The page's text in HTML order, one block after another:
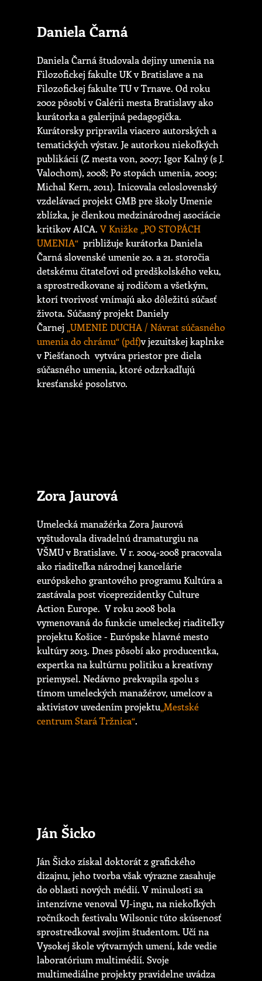
Daniela Čarná
Daniela Čarná študovala dejiny umenia na
Filozofickej fakulte UK v Bratislave a na
Filozofickej fakulte TU v Trnave. Od roku
2002 pôsobí v Galérii mesta Bratislavy ako
kurátorka a galerijná pedagogička.
Kurátorsky pripravila viacero autorských a
tematických výstav. Je autorkou niekoľkých
publikácií (Z mesta von, 2007; Igor Kalný (s J.
Valochom), 2008; Po stopách umenia, 2009;
Michal Kern, 2011). Inicovala celoslovenský
vzdelávací projekt GMB pre školy Umenie
zblízka, je členkou medzinárodnej asociácie
kritikov AICA. V Knižke „PO STOPÁCH
UMENIA“ približuje kurátorka Daniela
Čarná slovenské umenie 20. a 21. storočia
detskému čitateľovi od predškolského veku,
a sprostredkovane aj rodičom a všetkým,
ktorí tvorivosť vnímajú ako dôležitú súčasť
života. Súčasný projekt Daniely
Čarnej „UMENIE DUCHA / Návrat súčasného
umenia do chrámu“ (pdf)v jezuitskej kaplnke
v Piešťanoch vytvára priestor pre diela
súčasného umenia, ktoré odzrkadľujú
kresťanské posolstvo.
Zora Jaurová
Umelecká manažérka Zora Jaurová
vyštudovala divadelnú dramaturgiu na
VŠMU v Bratislave. V r. 2004-2008 pracovala
ako riaditeľka národnej kancelárie
európskeho grantového programu Kultúra a
zastávala post viceprezidentky Culture
Action Europe. V roku 2008 bola
vymenovaná do funkcie umeleckej riaditeľky
projektu Košice - Európske hlavné mesto
kultúry 2013. Dnes pôsobí ako producentka,
expertka na kultúrnu politiku a kreatívny
priemysel. Nedávno prekvapila spolu s
tímom umeleckých manažérov, umelcov a
aktivistov uvedením projektu„Mestské
centrum Stará Tržnica“.
Ján Šicko
Ján Šicko získal doktorát z grafického
dizajnu, jeho tvorba však výrazne zasahuje
do oblasti nových médií. V minulosti sa
intenzívne venoval VJ-ingu, na niekoľkých
ročníkoch festivalu Wilsonic túto skúsenosť
sprostredkoval svojim študentom. Učí na
Vysokej škole výtvarných umení, kde vedie
laboratórium multimédií. Svoje
multimediálne projekty pravidelne uvádza